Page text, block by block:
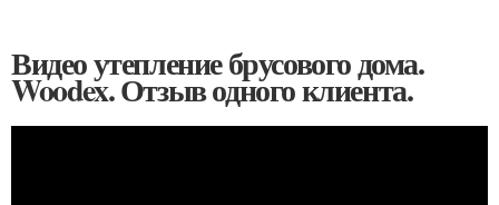
Видео утепление брусового дома.
Woodex. Отзыв одного клиента.